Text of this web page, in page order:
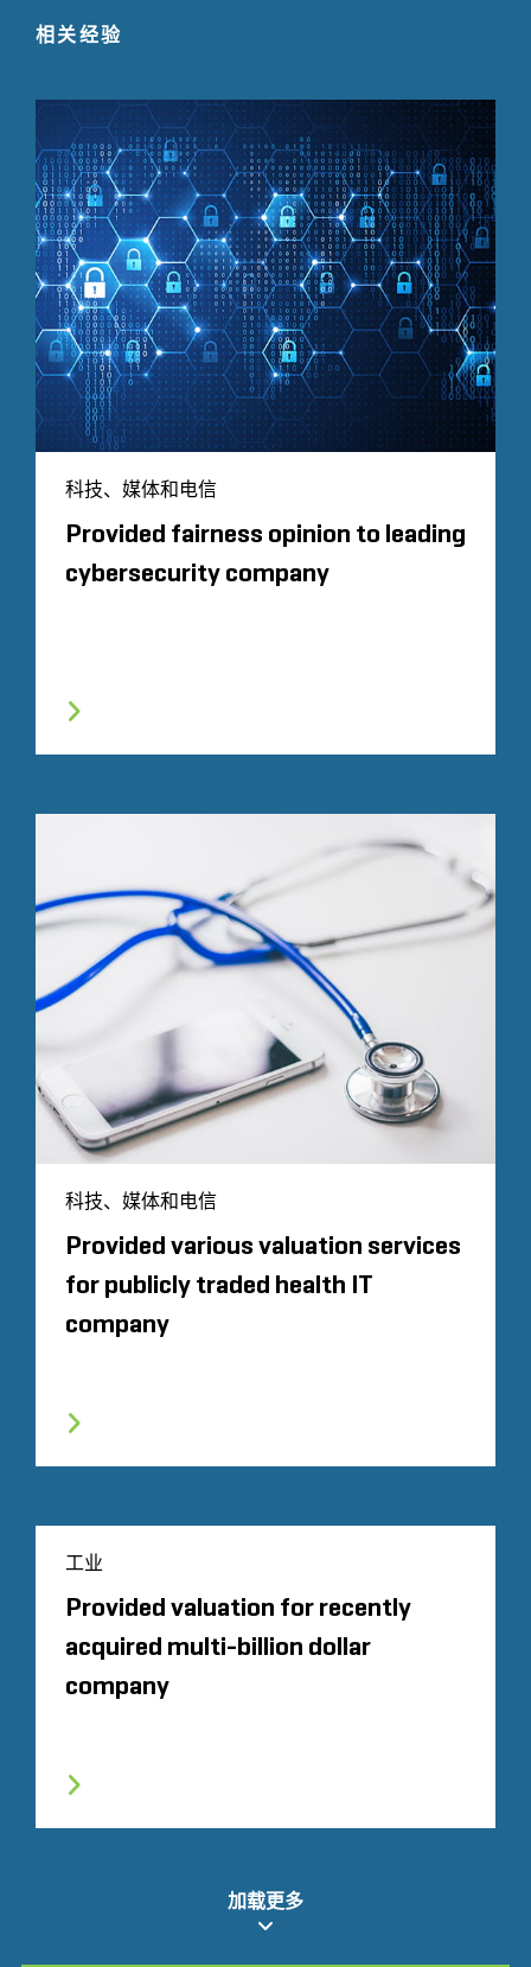
相关经验
科技、媒体和电信
Provided fairness opinion to leading
cybersecurity company
科技、媒体和电信
Provided various valuation services
for publicly traded health IT
company
工业
Provided valuation for recently
acquired multi-billion dollar
company
加载更多